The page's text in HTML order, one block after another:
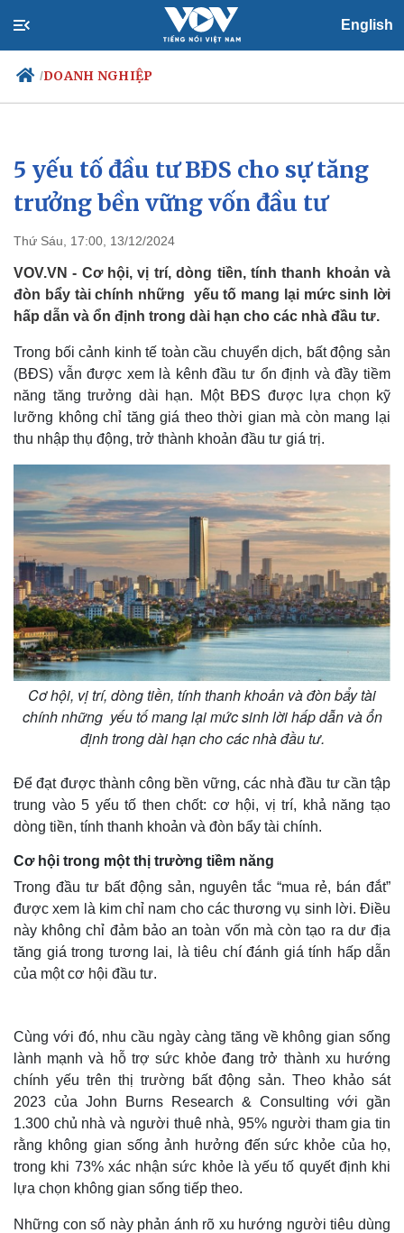
English
/DOANH NGHIỆP
Chính trị
Đảng
Tổ chức nhân sự
Nhận diện sự thật
Xã hội
Tin 24h
Dự báo thời tiết
Việc làm
Biển đảo
5 yếu tố đầu tư BĐS cho sự tăng
trưởng bền vững vốn đầu tư
Thứ Sáu, 17:00, 13/12/2024
VOV.VN - Cơ hội, vị trí, dòng tiền, tính thanh khoản và
đòn bẩy tài chính những yếu tố mang lại mức sinh lời
hấp dẫn và ổn định trong dài hạn cho các nhà đầu tư.
Trong bối cảnh kinh tế toàn cầu chuyển dịch, bất động sản
(BĐS) vẫn được xem là kênh đầu tư ổn định và đầy tiềm
năng tăng trưởng dài hạn. Một BĐS được lựa chọn kỹ
lưỡng không chỉ tăng giá theo thời gian mà còn mang lại
thu nhập thụ động, trở thành khoản đầu tư giá trị.
Cơ hội, vị trí, dòng tiền, tính thanh khoản và đòn bẩy tài
chính những yếu tố mang lại mức sinh lời hấp dẫn và ổn
định trong dài hạn cho các nhà đầu tư.
Để đạt được thành công bền vững, các nhà đầu tư cần tập
trung vào 5 yếu tố then chốt: cơ hội, vị trí, khả năng tạo
dòng tiền, tính thanh khoản và đòn bẩy tài chính.
Cơ hội trong một thị trường tiềm năng
Trong đầu tư bất động sản, nguyên tắc “mua rẻ, bán đắt”
được xem là kim chỉ nam cho các thương vụ sinh lời. Điều
này không chỉ đảm bảo an toàn vốn mà còn tạo ra dư địa
tăng giá trong tương lai, là tiêu chí đánh giá tính hấp dẫn
của một cơ hội đầu tư.
Cùng với đó, nhu cầu ngày càng tăng về không gian sống
lành mạnh và hỗ trợ sức khỏe đang trở thành xu hướng
chính yếu trên thị trường bất động sản. Theo khảo sát
2023 của John Burns Research & Consulting với gần
1.300 chủ nhà và người thuê nhà, 95% người tham gia tin
rằng không gian sống ảnh hưởng đến sức khỏe của họ,
trong khi 73% xác nhận sức khỏe là yếu tố quyết định khi
lựa chọn không gian sống tiếp theo.
Những con số này phản ánh rõ xu hướng người tiêu dùng